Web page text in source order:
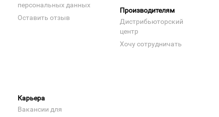
персональных данных
Оставить отзыв
Производителям
Дистрибьюторский
центр
Хочу сотрудничать
Карьера
Вакансии для